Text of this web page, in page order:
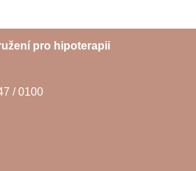
pro hipoterapii
/ 0100